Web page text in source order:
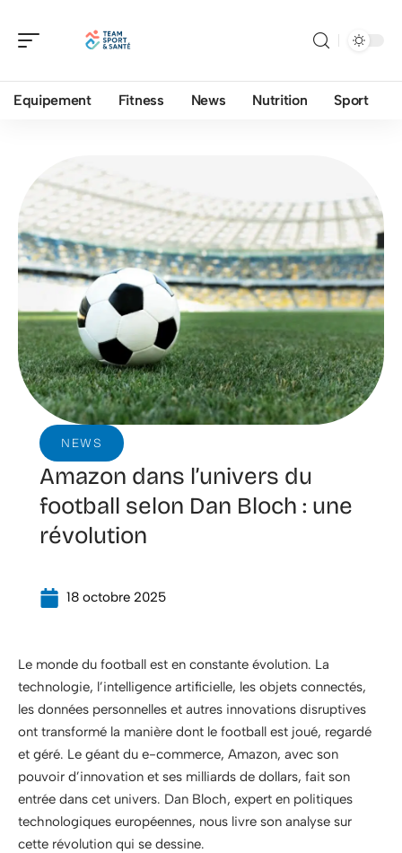
Equipement Fitness News Nutrition Sport
NEWS
Amazon dans l’univers du
football selon Dan Bloch : une
révolution
18 octobre 2025
Le monde du football est en constante évolution. La
technologie, l’intelligence artificielle, les objets connectés,
les données personnelles et autres innovations disruptives
ont transformé la manière dont le football est joué, regardé
et géré. Le géant du e-commerce, Amazon, avec son
pouvoir d’innovation et ses milliards de dollars, fait son
entrée dans cet univers. Dan Bloch, expert en politiques
technologiques européennes, nous livre son analyse sur
cette révolution qui se dessine.